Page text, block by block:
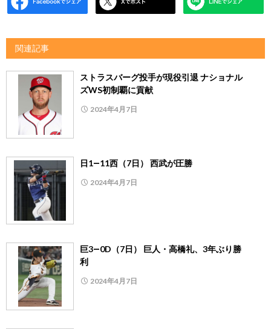
関連記事
ストラスバーグ投手が現役引退 ナショナル
ズWS初制覇に貢献
2024年4月7日
日1―11西（7日） 西武が圧勝
2024年4月7日
巨3―0D（7日） 巨人・高橋礼、3年ぶり勝
利
2024年4月7日